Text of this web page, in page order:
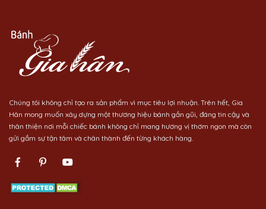
Chúng tôi không chỉ tạo ra sản phẩm vì mục tiêu lợi nhuận. Trên hết, Gia
Hân mong muốn xây dựng một thương hiệu bánh gần gũi, đáng tin cậy và
thân thiện nơi mỗi chiếc bánh không chỉ mang hương vị thơm ngon mà còn
gửi gắm sự tận tâm và chân thành đến từng khách hàng.